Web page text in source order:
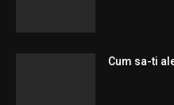
Cum sa-ti